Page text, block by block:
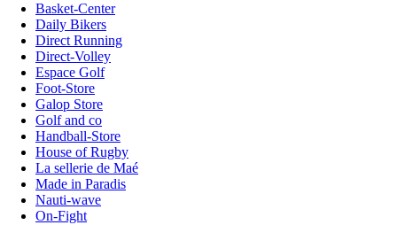
Basket-Center
Daily Bikers
Direct Running
Direct-Volley
Espace Golf
Foot-Store
Galop Store
Golf and co
Handball-Store
House of Rugby
La sellerie de Maé
Made in Paradis
Nauti-wave
On-Fight